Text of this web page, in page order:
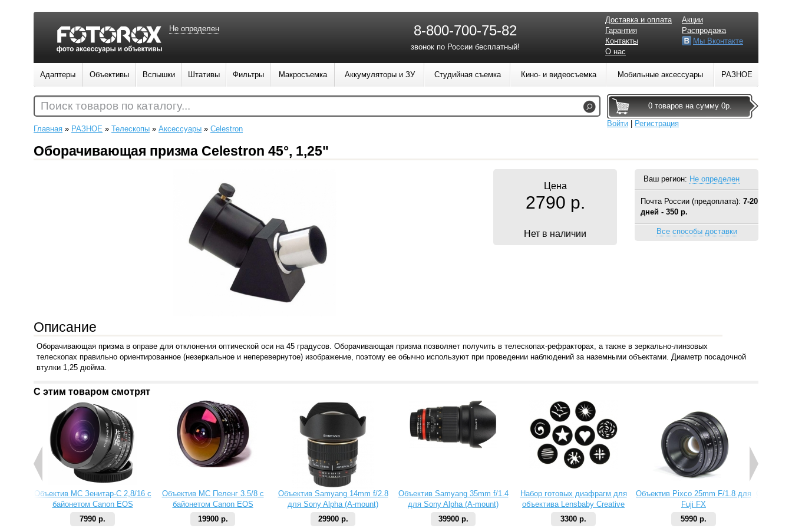
Главная » РАЗНОЕ » Телескопы » Аксессуары » Celestron
Оборачивающая призма Celestron 45°, 1,25"
Ваш регион: Не определен
Почта России (предоплата): 7-20
дней - 350 р.
Все способы доставки
Цена
2790 р.
Нет в наличии
Описание
Оборачивающая призма в оправе для отклонения оптической оси на 45 градусов. Оборачивающая призма позволяет получить в телескопах-рефракторах, а также в зеркально-линзовых
телескопах правильно ориентированное (незеркальное и неперевернутое) изображение, поэтому ее обычно используют при проведении наблюдений за наземными объектами. Диаметр посадочной
втулки 1,25 дюйма.
С этим товаром смотрят
Объектив МС Зенитар-C 2,8/16 с
байонетом Canon EOS
7990 р.
Объектив МС Пеленг 3.5/8 с
байонетом Canon EOS
19900 р.
Объектив Samyang 14mm f/2.8
для Sony Alpha (A-mount)
29900 р.
Объектив Samyang 35mm f/1.4
для Sony Alpha (A-mount)
39900 р.
Набор готовых диафрагм для
объектива Lensbaby Creative
Aperture Kit 2
3300 р.
Объектив Pixco 25mm F/1.8 для
Fuji FX
5990 р.
Не определен 8-800-700-75-82
звонок по России бесплатный!
Доставка и оплата
Гарантия
Контакты
О нас
Акции
Распродажа
Мы Вконтакте
Адаптеры Объективы Вспышки Штативы Фильтры Макросъемка Аккумуляторы и ЗУ Студийная съемка Кино- и видеосъемка Мобильные аксессуары РАЗНОЕ
0 товаров на сумму 0р.
Войти
Регистрация
Поиск товаров по каталогу...